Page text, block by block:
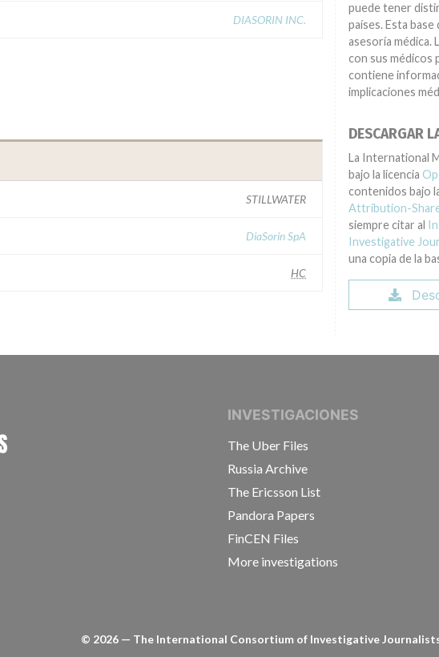
DIASORIN INC.
STILLWATER
DiaSorin SpA
HC
puede tener
países. Esta
asesoría médica.
con sus médicos
contiene
implicaciones
DESCARGAR
La International
bajo la licencia
contenidos bajo
Attribution-
siempre citar al
Investigative
una copia de la
INTERNATIONAL CONSORTIUM OF INVESTIGATIVE
INVESTIGACIONES
The Uber Files
Russia Archive
The Ericsson List
Pandora Papers
FinCEN Files
More investigations
© 2026 — The International Consortium of Investigative